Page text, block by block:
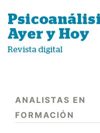
ANALISTAS EN
FORMACIÓN